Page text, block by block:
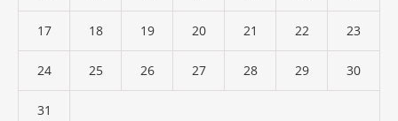
17 18 19 20 21 22 23
24 25 26 27 28 29 30
31